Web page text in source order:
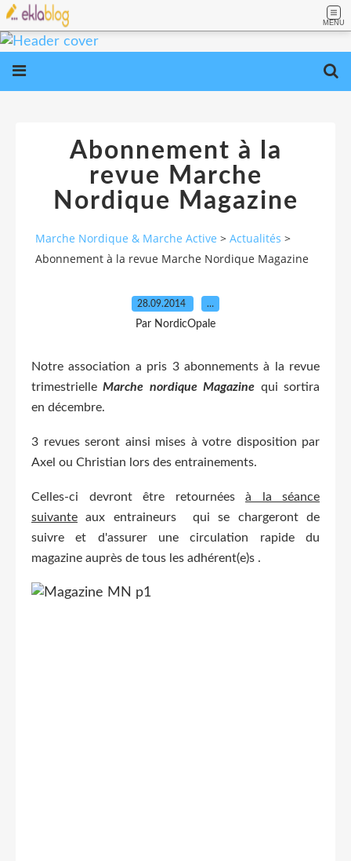
MENU
Abonnement à la
revue Marche
Nordique Magazine
Marche Nordique & Marche Active > Actualités >
Abonnement à la revue Marche Nordique Magazine
28.09.2014 …
Par NordicOpale
Notre association a pris 3 abonnements à la revue
trimestrielleMarche nordique Magazine qui sortira
en décembre.
3 revues seront ainsi mises à votre disposition par
Axel ou Christian lors des entrainements.
Celles-ci devront être retournées à la séance
suivante aux entraineurs qui se chargeront de
suivre et d'assurer une circulation rapide du
magazine auprès de tous les adhérent(e)s .